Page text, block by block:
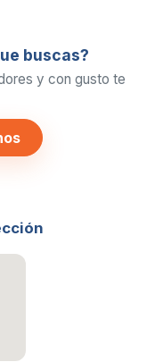
buscas?
y con gusto te